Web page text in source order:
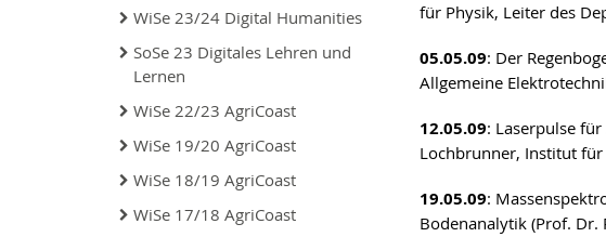
WiSe 23/24 Digital Humanities
SoSe 23 Digitales Lehren und
Lernen
WiSe 22/23 AgriCoast
WiSe 19/20 AgriCoast
WiSe 18/19 AgriCoast
WiSe 17/18 AgriCoast
für Physik, Leiter des
05.05.09: Der
Allgemeine
12.05.09: Laserpulse
Lochbrunner, Institut für
19.05.09:
Bodenanalytik (Prof.